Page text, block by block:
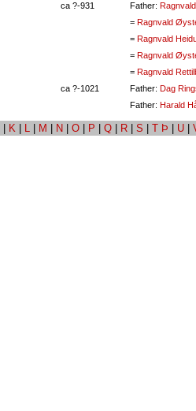
ca ?-931 Father:
= Ragnvald
= Ragnvald
= Ragnvald
= Ragnvald
ca ?-1021 Father: Dag
Father: Harald
K L M N O P Q R S T Þ U